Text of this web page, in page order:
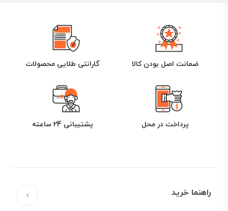
ضمانت اصل بودن کالا گارانتی طلایی محصولات
پرداخت در محل پشتیبانی 24 ساعته
راهنما خرید